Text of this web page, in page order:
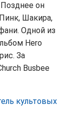
он
Шакира,
Одной из
Hero
За
Busbee
культовых